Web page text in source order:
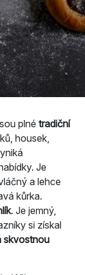
plné tradiční
housek,
Je
a lehce
kůrka.
. Je jemný,
si získal
skvostnou